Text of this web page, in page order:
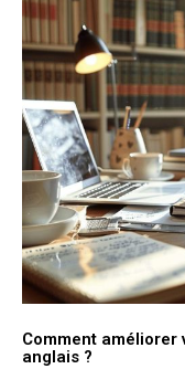
Comment
anglais ?